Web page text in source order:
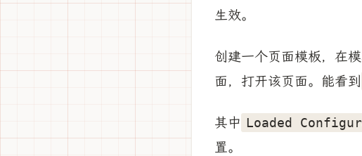
生效。
创建一个页面模板，在
面，打开该页面。能看到
其中 Loaded
置。